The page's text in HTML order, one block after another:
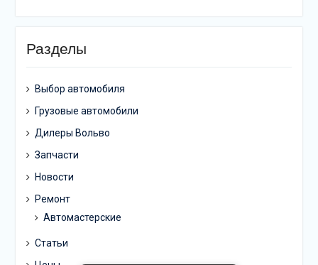
Разделы
Выбор автомобиля
Грузовые автомобили
Дилеры Вольво
Запчасти
Новости
Ремонт
Автомастерские
Статьи